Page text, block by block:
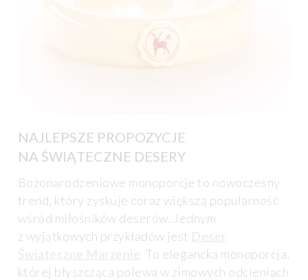
NAJLEPSZE PROPOZYCJE
NA ŚWIĄTECZNE DESERY
Bożonarodzeniowe monoporcje to nowoczesny
trend, który zyskuje coraz większą popularność
wśród miłośników deserów. Jednym
z wyjątkowych przykładów jest Deser
Świąteczne Marzenie To elegancka monoporcja,
której błyszcząca polewa w zimowych odcieniach